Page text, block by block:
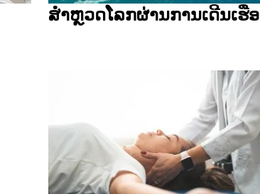
ສຳຫຼວດໂລກຜ່ານການເດີນເຮືອ